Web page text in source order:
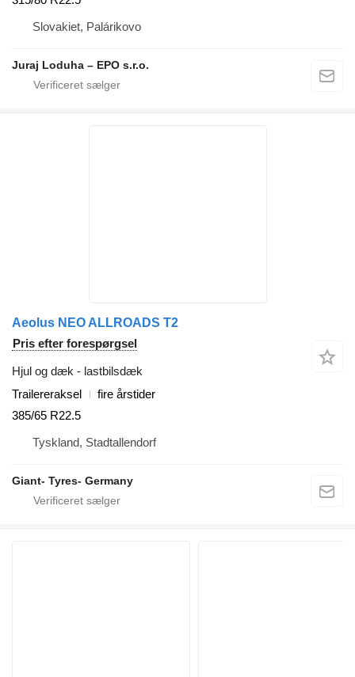
Slovakiet, Palárikovo
Juraj Loduha – EPO s.r.o.
Aeolus NEO ALLROADS T2
Pris efter forespørgsel
Hjul og dæk - lastbilsdæk
Trailereraksel
fire årstider
385/65 R22.5
Tyskland, Stadtallendorf
Giant- Tyres- Germany